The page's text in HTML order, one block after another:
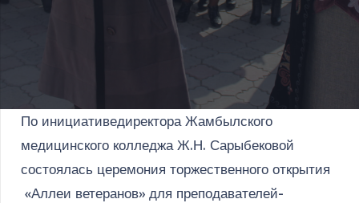
По инициативедиректора Жамбылского
медицинского колледжа Ж.Н. Сарыбековой
состоялась церемония торжественного открытия
«Аллеи ветеранов» для преподавателей-